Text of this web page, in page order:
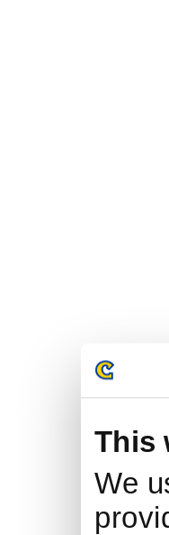
This
We